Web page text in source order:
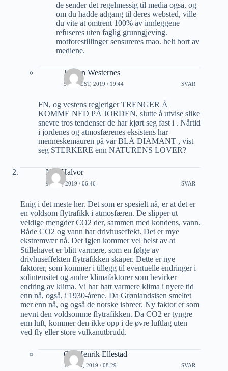
de sender det regelmessig til media også, og
om du hadde adgang til deres websted, ville
du vite at omtrent 100% av innleggene
refuseres uten faglig grunngjeving.
motforestillinger sensureres mao. helt bort av
mediene.
Jorunn Westernes
5 AUGUST, 2019 / 19:44 SVAR
FN, og vestens regjeriger TRENGER Å
KOMME NED PÅ JORDEN, slutte å utvise slike
snevre tros tendenser de har kjørt seg fast i . Nårtid
i jordenes og atmosfærenes eksistens har
menneskemauren på vår BLÅ DIAMANT , vist
seg STERKERE enn NATURENS LOVER?
Nils Halvor
9 JULI, 2019 / 06:46 SVAR
Enig i det meste her. Det som er spesielt nå, er at det er
en voldsom flytrafikk i atmosfæren. De slipper ut
veldige mengder CO2 der, sammen med kondens, vann.
Både CO2 og vann har drivhuseffekt. Det er mye
ekstremvær nå. Det igjen kommer vel helst av at
Stillehavet er blitt varmere, som en følge av
drivhuseffekten flytrafikken skaper. Dette er nye
faktorer, som kommer i tillegg til eventuelle endringer i
solintensitet og andre klimafaktorer som bevirker
endring av klima. Vi har hatt varmere klima i nyere tid
enn nå, også, i 1930-årene. Da Grønlandsisen smeltet
mer enn nå, og også de norske isbreer. Ny faktor er som
nevnt den voldsomme flytrafikken. Da CO2 er tyngre
enn luft, kommer den ikke opp i de øvre luftlag uten
ved fly eller store vulkanutbrudd.
Ole Henrik Ellestad
13 JULI, 2019 / 08:29 SVAR